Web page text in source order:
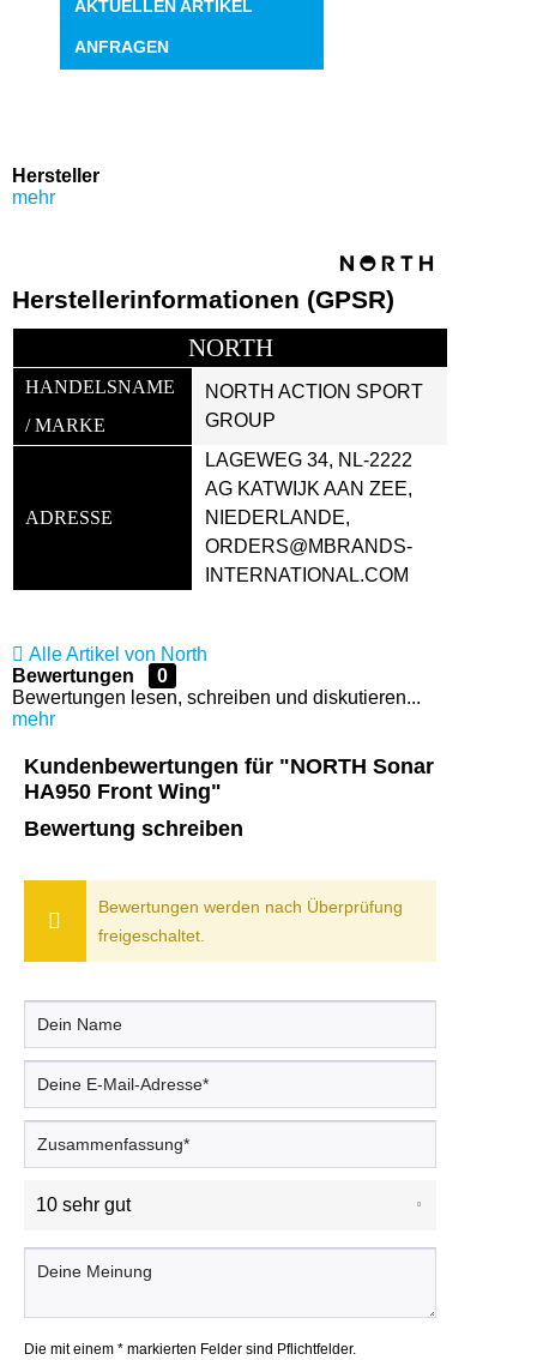
AKTUELLEN ARTIKEL
ANFRAGEN
Hersteller
mehr
Herstellerinformationen (GPSR)
NORTH
HANDELSNAME
/ MARKE
NORTH ACTION SPORT
GROUP
ADRESSE
LAGEWEG 34, NL-2222
AG KATWIJK AAN ZEE,
NIEDERLANDE,
ORDERS@MBRANDS-
INTERNATIONAL.COM
Alle Artikel von North
Bewertungen
0
Bewertungen lesen, schreiben und diskutieren...
mehr
Kundenbewertungen für "NORTH Sonar
HA950 Front Wing"
Bewertung schreiben
Bewertungen werden nach Überprüfung
freigeschaltet.
Die mit einem * markierten Felder sind Pflichtfelder.